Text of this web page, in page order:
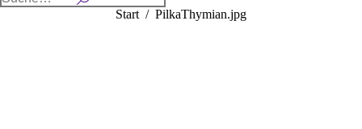
Sie befinden sich hier:
Start PilkaThymian.jpg